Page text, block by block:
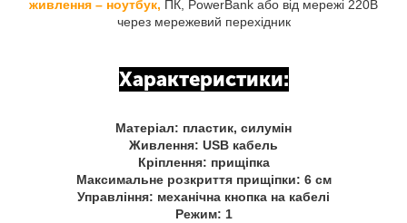
живлення – ноутбук, ПК, PowerBank або від мережі 220В
через мережевий перехідник
Характеристики:
Матеріал: пластик, силумін
Живлення: USB кабель
Кріплення: прищіпка
Максимальне розкриття прищіпки: 6 см
Управління: механічна кнопка на кабелі
Режим: 1